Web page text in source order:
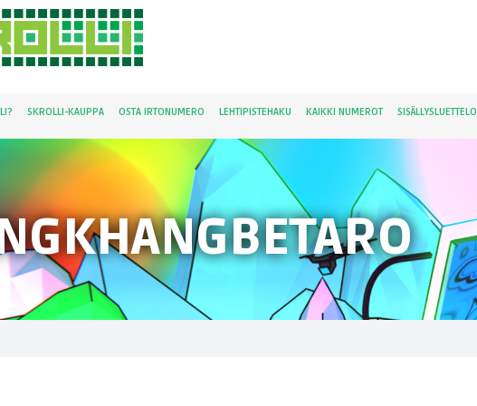
SKROLLI-KAUPPA OSTA IRTONUMERO LEHTIPISTEHAKU KAIKKI NUMEROT SISÄLLYSLUETTELO